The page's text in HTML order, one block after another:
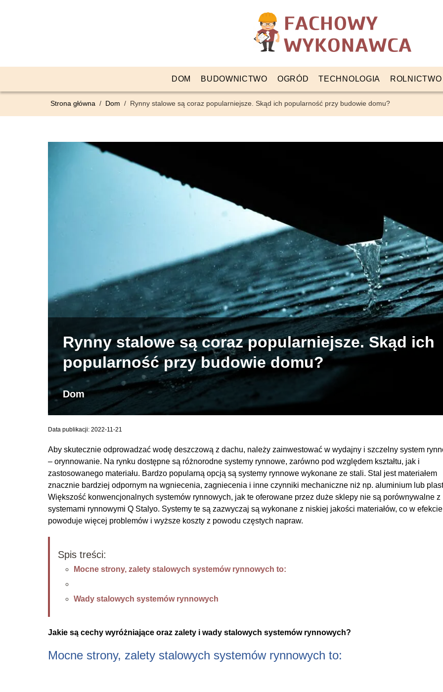
DOM BUDOWNICTWO OGRÓD TECHNOLOGIA ROLNICTWO
Strona główna / Dom / Rynny stalowe są coraz popularniejsze. Skąd ich popularność przy budowie domu?
Rynny stalowe są coraz popularniejsze. Skąd ich
popularność przy budowie domu?
Dom
Data publikacji: 2022-11-21
Aby skutecznie odprowadzać wodę deszczową z dachu, należy zainwestować w wydajny i szczelny system
– orynnowanie. Na rynku dostępne są różnorodne systemy rynnowe, zarówno pod względem kształtu, jak i
zastosowanego materiału. Bardzo popularną opcją są systemy rynnowe wykonane ze stali. Stal jest materiałem
znacznie bardziej odpornym na wgniecenia, zagniecenia i inne czynniki mechaniczne niż np. aluminium lub
Większość konwencjonalnych systemów rynnowych, jak te oferowane przez duże sklepy nie są porównywalne z
systemami rynnowymi Q Stalyo. Systemy te są zazwyczaj są wykonane z niskiej jakości materiałów, co w efekcie
powoduje więcej problemów i wyższe koszty z powodu częstych napraw.
Spis treści:
Mocne strony, zalety stalowych systemów rynnowych to:
Wady stalowych systemów rynnowych
Jakie są cechy wyróżniające oraz zalety i wady stalowych systemów rynnowych?
Mocne strony, zalety stalowych systemów rynnowych to: